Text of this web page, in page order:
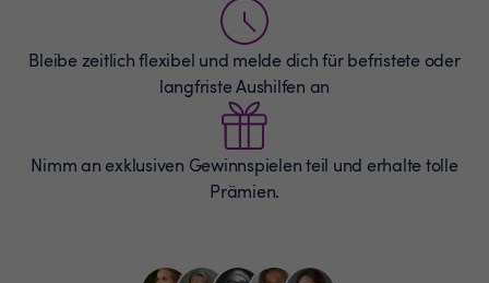
Bleibe zeitlich flexibel und melde dich für befristete oder
langfriste Aushilfen an
Nimm an exklusiven Gewinnspielen teil und erhalte tolle
Prämien.